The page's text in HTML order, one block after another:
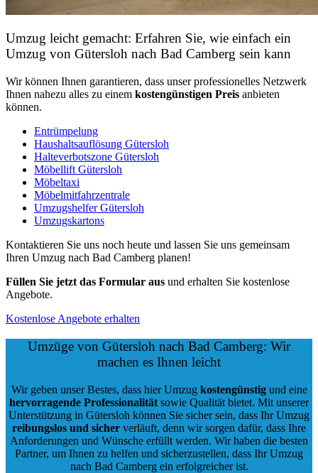
Umzug leicht gemacht: Erfahren Sie, wie einfach ein
Umzug von Gütersloh nach Bad Camberg sein kann
Wir können Ihnen garantieren, dass unser professionelles Netzwerk
Ihnen nahezu alles zu einem kostengünstigen Preis anbieten
können.
Entrümpelung
Haushaltsauflösung Gütersloh
Halteverbotszone Gütersloh
Möbellift Gütersloh
Möbeltaxi
Möbelmitfahrzentrale
Umzugshelfer Gütersloh
Umzugskartons
Kontaktieren Sie uns noch heute und lassen Sie uns gemeinsam
Ihren Umzug nach Bad Camberg planen!
Füllen Sie jetzt das Formular aus und erhalten Sie kostenlose
Angebote.
Kostenlose Angebote erhalten
Umzüge von Gütersloh nach Bad Camberg: Wir
machen es Ihnen leicht
Wir geben unser Bestes, dass hier Umzug kostengünstigund eine
hervorragende Professionalität sowie Qualität bietet. Mit unserer
Unterstützung in Gütersloh können Sie sicher sein, dass Ihr Umzug
reibungslos und sicher verläuft, denn wir sorgen dafür, dass Ihre
Anforderungen und Wünsche erfüllt werden. Wir haben die besten
Partner, um Ihnen zu helfen und sicherzustellen, dass Ihr Umzug
nach Bad Camberg ein erfolgreicher ist.